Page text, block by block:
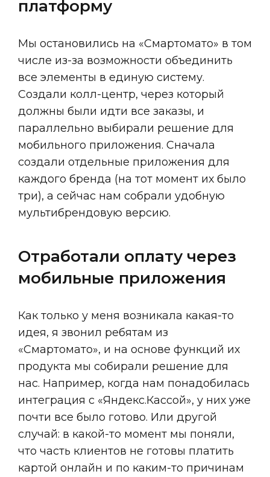
платформу
Мы остановились на «Смартомато» в том
числе из-за возможности объединить
все элементы в единую систему.
Создали колл-центр, через который
должны были идти все заказы, и
параллельно выбирали решение для
мобильного приложения. Сначала
создали отдельные приложения для
каждого бренда (на тот момент их было
три), а сейчас нам собрали удобную
мультибрендовую версию.
Отработали оплату через
мобильные приложения
Как только у меня возникала какая-то
идея, я звонил ребятам из
«Смартомато», и на основе функций их
продукта мы собирали решение для
нас. Например, когда нам понадобилась
интеграция с «Яндекс.Кассой», у них уже
почти все было готово. Или другой
случай: в какой-то момент мы поняли,
что часть клиентов не готовы платить
картой онлайн и по каким-то причинам